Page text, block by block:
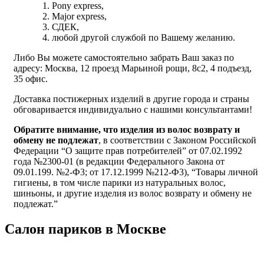
Pony express,
Major express,
СДЕК,
любой другой службой по Вашему желанию.
Либо Вы можете самостоятельно забрать Ваш заказ по
адресу: Москва, 12 проезд Марьиной рощи, 8с2, 4 подъезд,
35 офис.
Доставка постижерных изделий в другие города и страны
обговаривается индивидуально с нашими консультантами!
Обратите внимание, что изделия из волос возврату и
обмену не подлежат, в соответствии с Законом Российской
Федерации “О защите прав потребителей” от 07.02.1992
года №2300-01 (в редакции Федерального Закона от
09.01.199. №2-Ф3; от 17.12.1999 №212-Ф3), “Товары личной
гигиены, в том числе парики из натуральных волос,
шиньоны, и другие изделия из волос возврату и обмену не
подлежат.”
Салон париков в Москве